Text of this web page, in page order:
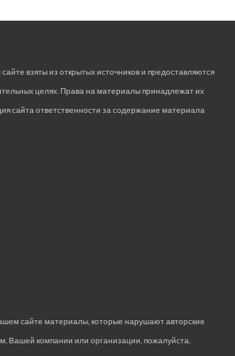
взяты из открытых источников и предоставляются
целях. Права на материалы принадлежат их
сайта ответственности за содержание материала
сайте материалы, которые нарушают авторские
Вашей компании или организации, пожалуйста,